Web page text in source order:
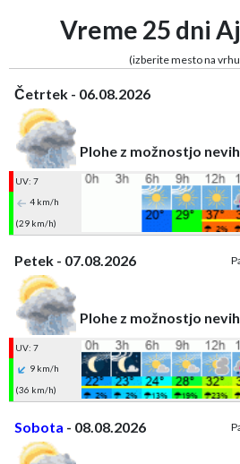
Vreme 25 dni
(izberite mesto na
Četrtek - 06.08.2026
Plohe z možnostjo
UV: 7
4 km/h
(29 km/h)
Petek - 07.08.2026
Plohe z možnostjo
UV: 7
9 km/h
(36 km/h)
Sobota - 08.08.2026